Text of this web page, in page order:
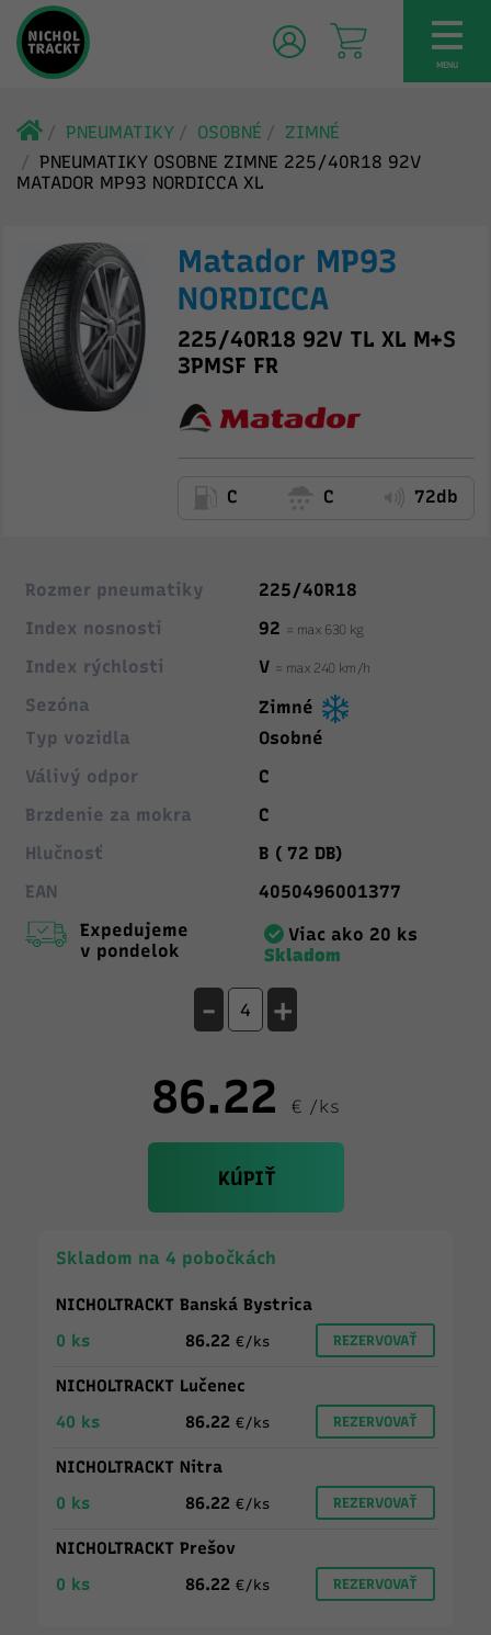
MENU
PNEUMATIKY OSOBNÉ
ZIMNÉ
PNEUMATIKY OSOBNE ZIMNE 225/40R18 92V
MATADOR MP93 NORDICCA XL
Matador MP93
NORDICCA
225/40R18 92V TL XL M+S
3PMSF FR
C C 72db
Rozmer pneumatiky
225/40R18
Index nosnosti
92 = max 630 kg
Index rýchlosti V = max 240 km/h
Sezóna
Zimné
Typ vozidla
Osobné
Válivý odpor
C
Brzdenie za mokra
C
Hlučnosť
B ( 72 DB)
EAN
4050496001377
Expedujeme
v pondelok
Viac ako 20 ks
Skladom
- +
86.22 € /ks
KÚPIŤ
Skladom na 4 pobočkách
NICHOLTRACKT Banská Bystrica
0 ks
86.22 €/ks REZERVOVAŤ
NICHOLTRACKT Lučenec
40 ks
86.22 €/ks REZERVOVAŤ
NICHOLTRACKT Nitra
0 ks
86.22 €/ks REZERVOVAŤ
NICHOLTRACKT Prešov
0 ks
86.22 €/ks REZERVOVAŤ